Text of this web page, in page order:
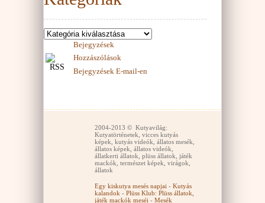
Bejegyzések
Hozzászólások
Bejegyzések E-mail-en
2004-2013 © Kutyavilág:
Kutyatörténetek, vicces kutyás
képek, kutyás videók, állatos mesék,
állatos képek, állatos videók,
állatkerti állatok, plüss állatok, játék
mackók, természet képek, virágok,
állatok
Egy kiskutya mesés napjai - Kutyás
kalandok - Plüss Klub: Plüss állatok,
játék mackók meséi - Mesék